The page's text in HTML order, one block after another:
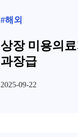
#해외
상장 미용의
과장급
2025-09-22